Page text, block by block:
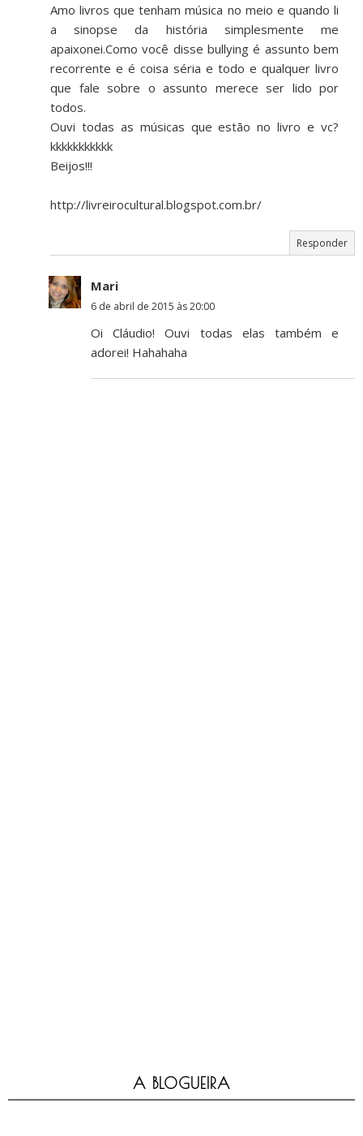
Amo livros que tenham música no meio e quando li
a sinopse da história simplesmente me
apaixonei.Como você disse bullying é assunto bem
recorrente e é coisa séria e todo e qualquer livro
que fale sobre o assunto merece ser lido por
todos.
Ouvi todas as músicas que estão no livro e vc?
kkkkkkkkkkk
Beijos!!!
http://livreirocultural.blogspot.com.br/
Responder
Mari
6 de abril de 2015 às 20:00
Oi Cláudio! Ouvi todas elas também e
adorei! Hahahaha
A BLOGUEIRA